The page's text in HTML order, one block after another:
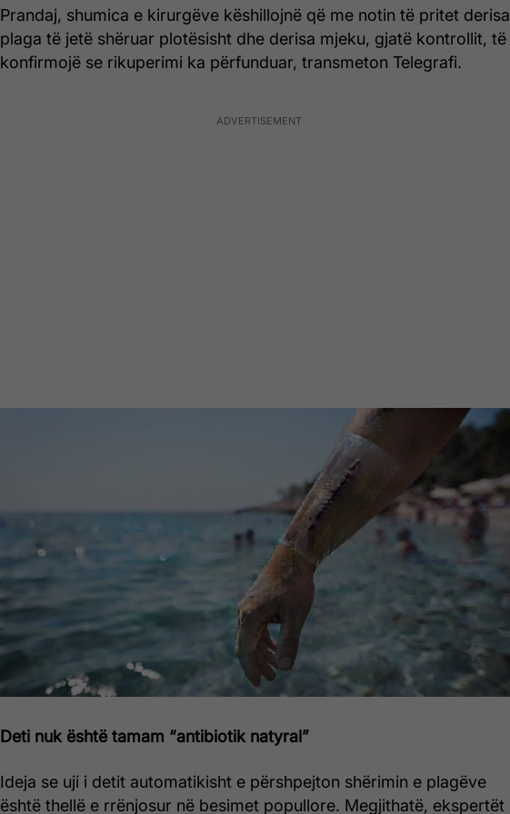
Prandaj, shumica e kirurgëve këshillojnë që me notin të pritet derisa
plaga të jetë shëruar plotësisht dhe derisa mjeku, gjatë kontrollit, të
konfirmojë se rikuperimi ka përfunduar, transmeton Telegrafi.
Deti nuk është tamam “antibiotik natyral”
Ideja se uji i detit automatikisht e përshpejton shërimin e plagëve
është thellë e rrënjosur në besimet popullore. Megjithatë, ekspertët